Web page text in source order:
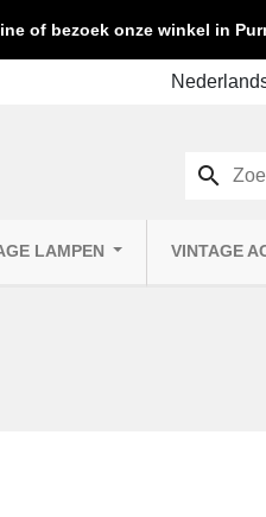
of bezoek onze winkel in
LAMPEN VINTAGE
search